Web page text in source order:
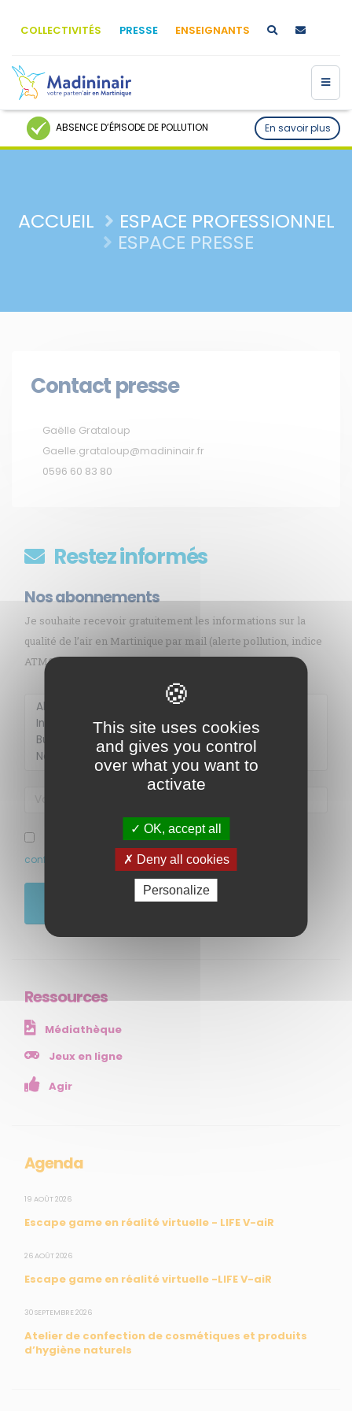
COLLECTIVITÉS PRESSE ENSEIGNANTS
ABSENCE D’ÉPISODE DE POLLUTION En savoir plus
ACCUEIL
ESPACE PROFESSIONNEL
ESPACE PRESSE
Contact presse
Gaëlle Grataloup
Gaelle.grataloup@madininair.fr
0596 60 83 80
Restez informés
Nos abonnements
Je souhaite recevoir gratuitement les informations sur la
qualité de l’air en Martinique par mail (alerte pollution, indice
ATMO, sargasses, newsletter, etc.)
J’ai pris connaissance et accepte la politique de
confidentialité de ce site
Ressources
Médiathèque
Jeux en ligne
Agir
Agenda
19 AOÛT 2026
Escape game en réalité virtuelle - LIFE V-aiR
26 AOÛT 2026
Escape game en réalité virtuelle -LIFE V-aiR
30 SEPTEMBRE 2026
Atelier de confection de cosmétiques et produits
d’hygiène naturels
Membre de
MENU
NOS SERVICES
Presse
Collectivités
Mesures réglementaires
SUIVEZ-NOUS
CONTACT
Mail : info@madininair.fr
This site uses cookies
and gives you control
over what you want to
activate
OK, accept all
Deny all cookies
Personalize